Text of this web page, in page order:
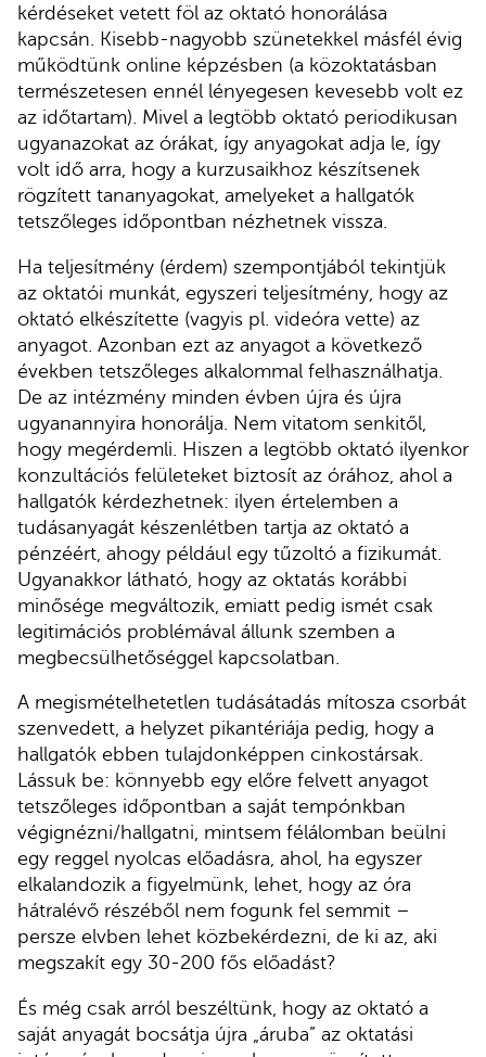
kérdéseket vetett föl az oktató honorálása
kapcsán. Kisebb-nagyobb szünetekkel másfél évig
működtünk online képzésben (a közoktatásban
természetesen ennél lényegesen kevesebb volt ez
az időtartam). Mivel a legtöbb oktató periodikusan
ugyanazokat az órákat, így anyagokat adja le, így
volt idő arra, hogy a kurzusaikhoz készítsenek
rögzített tananyagokat, amelyeket a hallgatók
tetszőleges időpontban nézhetnek vissza.
Ha teljesítmény (érdem) szempontjából tekintjük
az oktatói munkát, egyszeri teljesítmény, hogy az
oktató elkészítette (vagyis pl. videóra vette) az
anyagot. Azonban ezt az anyagot a következő
években tetszőleges alkalommal felhasználhatja.
De az intézmény minden évben újra és újra
ugyanannyira honorálja. Nem vitatom senkitől,
hogy megérdemli. Hiszen a legtöbb oktató ilyenkor
konzultációs felületeket biztosít az órához, ahol a
hallgatók kérdezhetnek: ilyen értelemben a
tudásanyagát készenlétben tartja az oktató a
pénzéért, ahogy például egy tűzoltó a fizikumát.
Ugyanakkor látható, hogy az oktatás korábbi
minősége megváltozik, emiatt pedig ismét csak
legitimációs problémával állunk szemben a
megbecsülhetőséggel kapcsolatban.
A megismételhetetlen tudásátadás mítosza csorbát
szenvedett, a helyzet pikantériája pedig, hogy a
hallgatók ebben tulajdonképpen cinkostársak.
Lássuk be: könnyebb egy előre felvett anyagot
tetszőleges időpontban a saját tempónkban
végignézni/hallgatni, mintsem félálomban beülni
egy reggel nyolcas előadásra, ahol, ha egyszer
elkalandozik a figyelmünk, lehet, hogy az óra
hátralévő részéből nem fogunk fel semmit –
persze elvben lehet közbekérdezni, de ki az, aki
megszakít egy 30-200 fős előadást?
És még csak arról beszéltünk, hogy az oktató a
saját anyagát bocsátja újra „áruba” az oktatási